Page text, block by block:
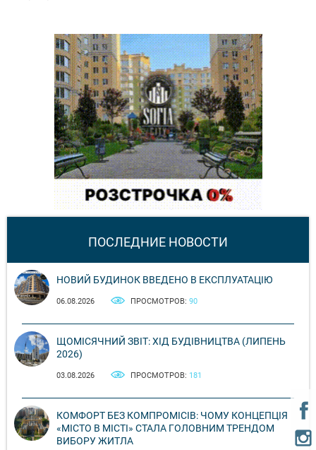
ПОСЛЕДНИЕ НОВОСТИ
НОВИЙ БУДИНОК ВВЕДЕНО В ЕКСПЛУАТАЦІЮ
06.08.2026 ПРОСМОТРОВ: 90
ЩОМІСЯЧНИЙ ЗВІТ: ХІД БУДІВНИЦТВА (ЛИПЕНЬ
2026)
03.08.2026 ПРОСМОТРОВ: 181
КОМФОРТ БЕЗ КОМПРОМІСІВ: ЧОМУ КОНЦЕПЦІЯ
«МІСТО В МІСТІ» СТАЛА ГОЛОВНИМ ТРЕНДОМ
ВИБОРУ ЖИТЛА